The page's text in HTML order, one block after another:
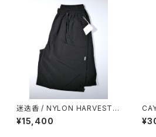
迷迭香 / NYLON HARVEST L
OOSE SHORTS（2026）
¥15,400
ID）